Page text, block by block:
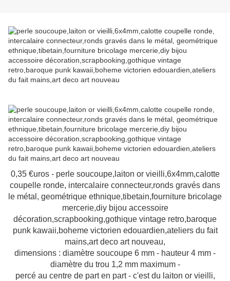
0,35 €uros - perle soucoupe,laiton or vieilli,6x4mm,calotte
coupelle ronde, intercalaire connecteur,ronds gravés dans
le métal, geométrique ethnique,tibetain,fourniture bricolage
mercerie,diy bijou accessoire
décoration,scrapbooking,gothique vintage retro,baroque
punk kawaii,boheme victorien edouardien,ateliers du fait
mains,art deco art nouveau,
dimensions : diamètre soucoupe 6 mm - hauteur 4 mm -
diamètre du trou 1,2 mm maximum -
percé au centre de part en part - c'est du laiton or vieilli,